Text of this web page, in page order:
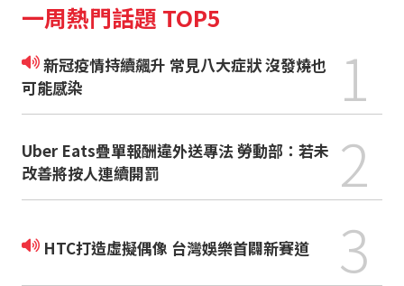
一周熱門話題 TOP5
新冠疫情持續飆升 常見八大症狀 沒發燒也
可能感染
1
Uber Eats疊單報酬違外送專法 勞動部：若未
改善將按人連續開罰
2
HTC打造虛擬偶像 台灣娛樂首闢新賽道 3